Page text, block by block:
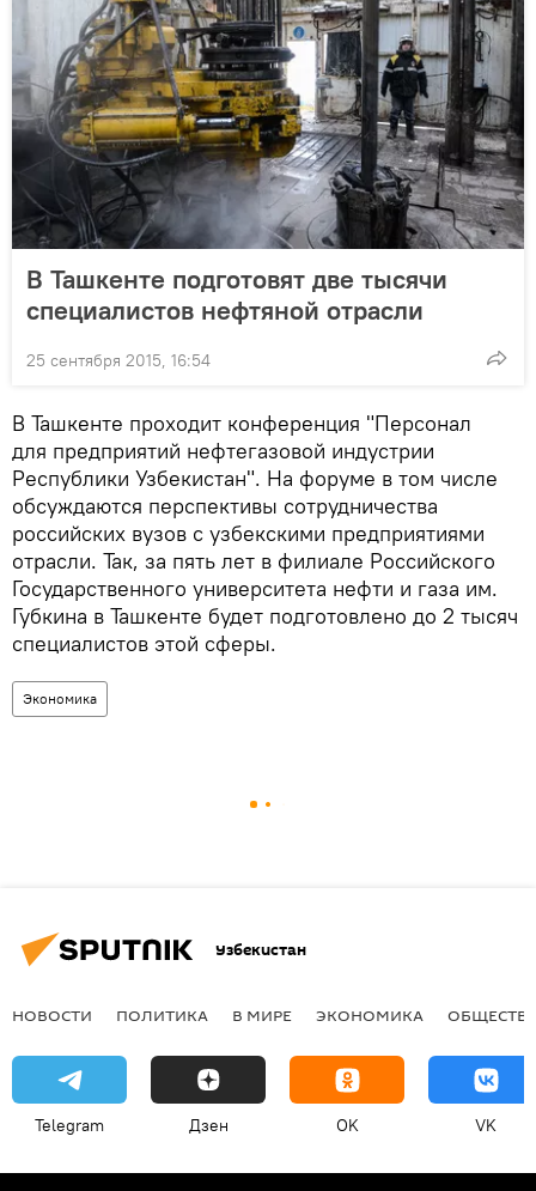
В Ташкенте подготовят две тысячи
специалистов нефтяной отрасли
25 сентября 2015, 16:54
В Ташкенте проходит конференция "Персонал
для предприятий нефтегазовой индустрии
Республики Узбекистан". На форуме в том числе
обсуждаются перспективы сотрудничества
российских вузов с узбекскими предприятиями
отрасли. Так, за пять лет в филиале Российского
Государственного университета нефти и газа им.
Губкина в Ташкенте будет подготовлено до 2 тысяч
специалистов этой сферы.
Экономика
Узбекистан
НОВОСТИ ПОЛИТИКА В МИРЕ ЭКОНОМИКА
Telegram Дзен OK VK